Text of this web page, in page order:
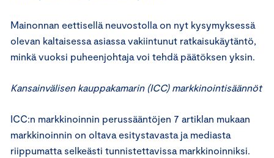
Mainonnan eettisellä neuvostolla on nyt kysymyksessä
olevan kaltaisessa asiassa vakiintunut ratkaisukäytäntö,
minkä vuoksi puheenjohtaja voi tehdä päätöksen yksin.
Kansainvälisen kauppakamarin (ICC) markkinointisäännöt
ICC:n markkinoinnin perussääntöjen 7 artiklan mukaan
markkinoinnin on oltava esitystavasta ja mediasta
riippumatta selkeästi tunnistettavissa markkinoinniksi.